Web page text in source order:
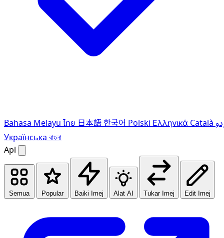
Bahasa Melayu ไทย 日本語한국어 Polski Ελληνικά Català
Українська বাংলা
Apl
Semua Popular Baiki Imej Alat AI Tukar Imej Edit Imej